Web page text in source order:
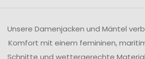
Unsere Damenjacken und Mäntel
Komfort mit einem femininen,
Schnitte und wettergerechte